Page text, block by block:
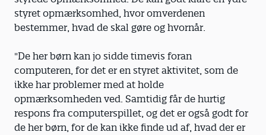
styret opmærksomhed, hvor omverdenen
bestemmer, hvad de skal gøre og hvornår.
"De her børn kan jo sidde timevis foran
computeren, for det er en styret aktivitet, som de
ikke har problemer med at holde
opmærksomheden ved. Samtidig får de hurtig
respons fra computerspillet, og det er også godt for
de her børn, for de kan ikke finde ud af, hvad der er